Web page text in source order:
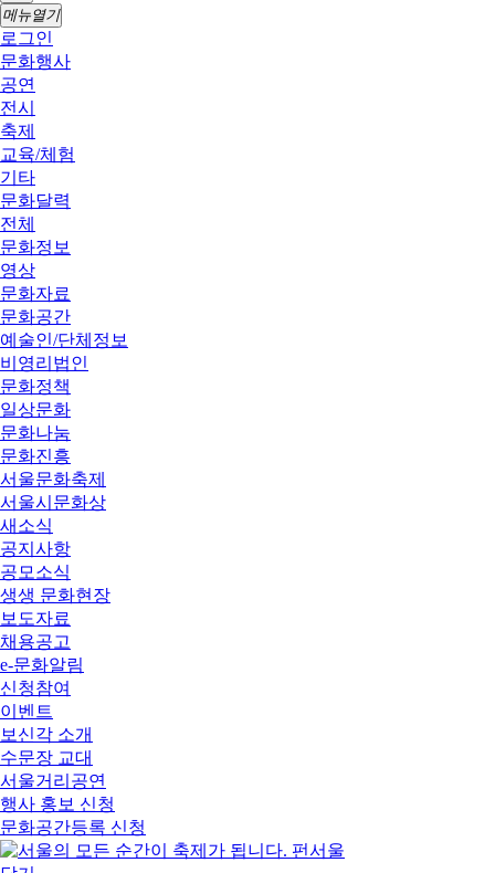
메뉴열기
로그인
문화행사
공연
전시
축제
교육/체험
기타
문화달력
전체
문화정보
영상
문화자료
문화공간
예술인/단체정보
비영리법인
문화정책
일상문화
문화나눔
문화진흥
서울문화축제
서울시문화상
새소식
공지사항
공모소식
생생 문화현장
보도자료
채용공고
e-문화알림
신청참여
이벤트
보신각 소개
수문장 교대
서울거리공연
행사 홍보 신청
문화공간등록 신청